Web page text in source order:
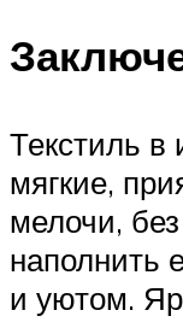
Текстиль в
мягкие,
мелочи,
наполнить
и уютом.